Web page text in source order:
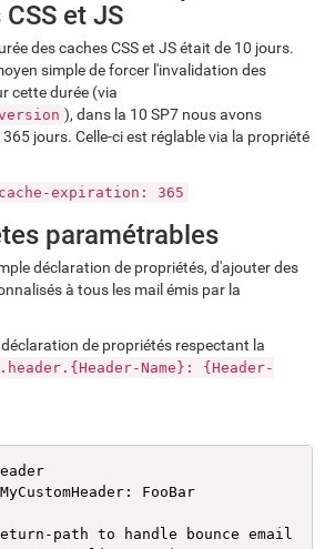
et JS
des caches CSS et JS était de 10 jours.
simple de forcer l'invalidation des
cette durée (via
), dans la 10 SP7 nous avons
jours. Celle-ci est réglable via la propriété
expiration: 365
paramétrables
déclaration de propriétés, d'ajouter des
à tous les mail émis par la
de propriétés respectant la
Name}: {Header-
FooBar
path to handle bounce email